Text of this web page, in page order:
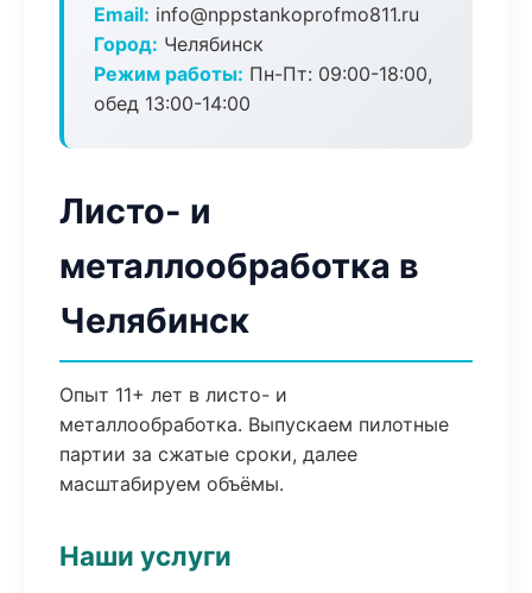
Email: info@nppstankoprofmo811.ru
Город: Челябинск
Режим работы: Пн-Пт: 09:00-18:00,
обед 13:00-14:00
Листо- и
металлообработка в
Челябинск
Опыт 11+ лет в листо- и
металлообработка. Выпускаем пилотные
партии за сжатые сроки, далее
масштабируем объёмы.
Наши услуги